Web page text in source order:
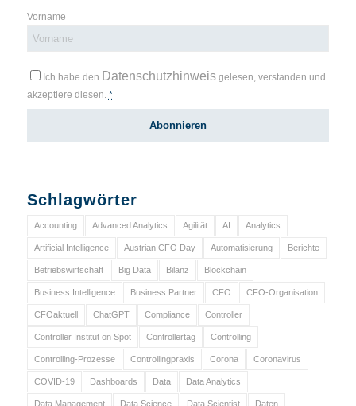
Vorname
Ich habe den Datenschutzhinweisgelesen, verstanden und
akzeptiere diesen. *
Schlagwörter
Accounting Advanced Analytics Agilität AI Analytics
Artificial Intelligence Austrian CFO Day Automatisierung Berichte
Betriebswirtschaft Big Data Bilanz Blockchain
Business Intelligence Business Partner CFO CFO-Organisation
CFOaktuell ChatGPT Compliance Controller
Controller Institut on Spot Controllertag Controlling
Controlling-Prozesse Controllingpraxis Corona Coronavirus
COVID-19 Dashboards Data Data Analytics
Data Management Data Science Data Scientist Daten